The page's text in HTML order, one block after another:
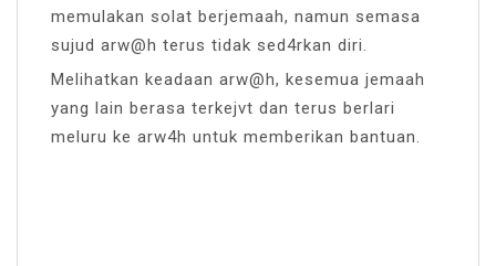
memulakan solat berjemaah, namun semasa
sujud arw@h terus tidak sed4rkan diri.
Melihatkan keadaan arw@h, kesemua jemaah
yang lain berasa terkejvt dan terus berlari
meluru ke arw4h untuk memberikan bantuan.